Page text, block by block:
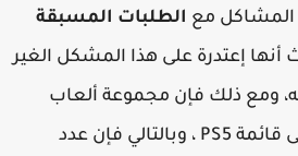
الطلبات المسبقة
إعتدرة على هذا المشكل الغير
ذلك فإن مجموعة ألعاب
الحصرية والحصريات على قائمة PS5 ، وبالتالي فإن عدد